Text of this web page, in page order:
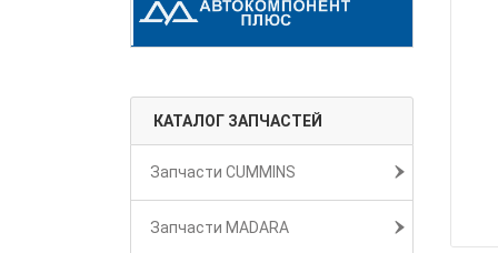
КАТАЛОГ ЗАПЧАСТЕЙ
Запчасти CUMMINS
Запчасти MADARA